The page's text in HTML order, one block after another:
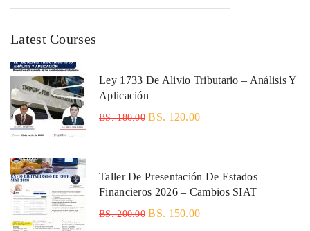
Latest Courses
Ley 1733 De Alivio Tributario – Análisis Y
Aplicación
BS. 180.00 BS. 120.00
Taller De Presentación De Estados
Financieros 2026 – Cambios SIAT
BS. 200.00 BS. 150.00